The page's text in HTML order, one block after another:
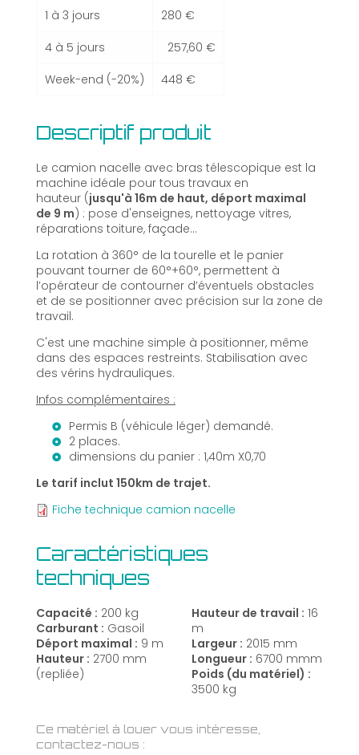
1 à 3 jours
280 €
4 à 5 jours
257,60 €
Week-end (-20%)
448 €
Ce matériel à louer vous intéresse,
contactez-nous :
Descriptif produit
Le camion nacelle avec bras télescopique est la
machine idéale pour tous travaux en
hauteur (jusqu'à 16m de haut, déport maximal
de 9 m) : pose d'enseignes, nettoyage vitres,
réparations toiture, façade...
La rotation à 360° de la tourelle et le panier
pouvant tourner de 60°+60°, permettent à
l’opérateur de contourner d’éventuels obstacles
et de se positionner avec précision sur la zone de
travail.
C'est une machine simple à positionner, même
dans des espaces restreints. Stabilisation avec
des vérins hydrauliques.
Infos complémentaires :
Permis B (véhicule léger) demandé.
2 places.
dimensions du panier : 1,40m X0,70
Le tarif inclut 150km de trajet.
Fiche technique camion nacelle
Caractéristiques
techniques
Capacité : 200 kg
Carburant : Gasoil
Déport maximal : 9 m
Hauteur : 2700 mm
(repliée)
Hauteur de travail : 16
m
Largeur : 2015 mm
Longueur : 6700 mmm
Poids (du matériel) :
3500 kg